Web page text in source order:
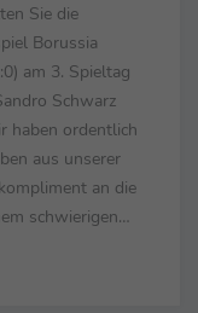
Sie die
Borussia
am 3. Spieltag
Schwarz
haben ordentlich
aus unserer
an die
schwierigen